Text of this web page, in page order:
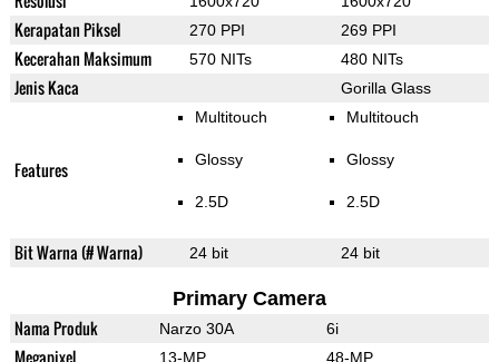
Kerapatan Piksel 270 PPI 269 PPI
Kecerahan Maksimum 570 NITs 480 NITs
Jenis Kaca Gorilla Glass
Features
Multitouch
Glossy
2.5D
Multitouch
Glossy
2.5D
Bit Warna (# Warna) 24 bit 24 bit
Primary Camera
Nama Produk Narzo 30A 6i
Megapixel 13-MP 48-MP